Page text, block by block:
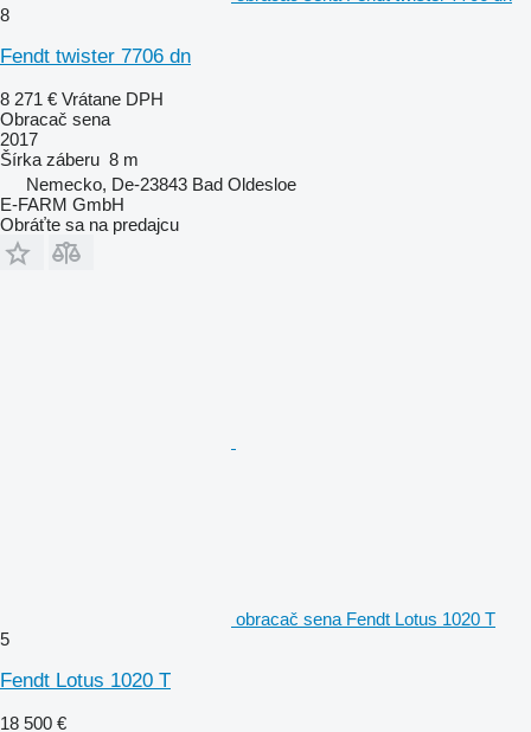
8
Fendt twister 7706 dn
8 271 € Vrátane DPH
Obracač sena
2017
Šírka záberu 8 m
Nemecko, De-23843 Bad Oldesloe
E-FARM GmbH
Obráťte sa na predajcu
obracač sena Fendt Lotus 1020 T
5
Fendt Lotus 1020 T
18 500 €